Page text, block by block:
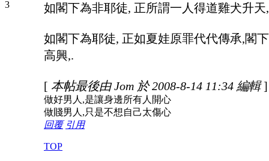
如閣下為非耶徒, 正所謂一人得道雞犬升
如閣下為耶徒, 正如夏娃原罪代代傳承,閣
高興,.
[ 本帖最後由 Jom 於 2008-8-14 11:34 編輯]
做好男人,是讓身邊所有人開心
做賤男人,只是不想自己太傷心
回覆 引用
TOP